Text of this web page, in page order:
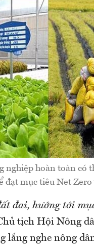
hoàn toàn có
đạt mục tiêu Net Zero
đai, hướng tới
tịch Hội Nông
lắng nghe nông